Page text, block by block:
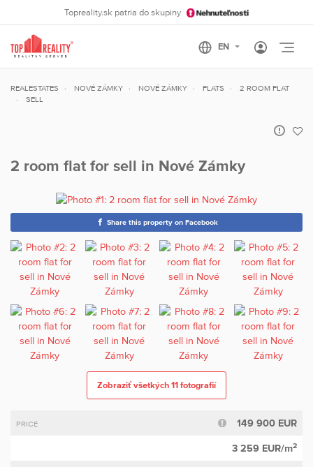
Topreality.sk patria do skupiny
REALESTATES NOVÉ ZÁMKY NOVÉ ZÁMKY FLATS
2 ROOM FLAT
SELL
2 room flat for sell in Nové Zámky
Share this property on Facebook
Zobraziť všetkých 11 fotografií
PRICE 149 900 EUR
3 259 EUR/m2